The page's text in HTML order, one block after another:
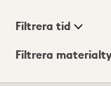
Visningsläge
Filtrera tid
Filtrera